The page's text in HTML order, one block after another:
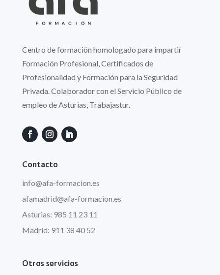
Centro de formación homologado para impartir
Formación Profesional, Certificados de
Profesionalidad y Formación para la Seguridad
Privada. Colaborador con el Servicio Público de
empleo de Asturias, Trabajastur.
Contacto
info@afa-formacion.es
afamadrid@afa-formacion.es
Asturias: 985 11 23 11
Madrid: 911 38 40 52
Otros servicios